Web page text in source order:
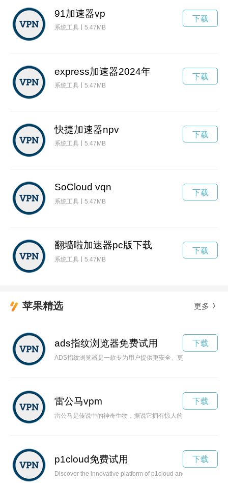
91加速器vp
系统工具 5.47MB
下载
express加速器2024年
系统工具 5.47MB
下载
快捷加速器npv
系统工具 5.47MB
下载
SoCloud vqn
系统工具 5.47MB
下载
翻墙啦加速器pc版下载
系统工具 5.47MB
下载
苹果精选 更多
ads指纹浏览器免费试用
ADS指纹浏览器是一款专为用户提供更安全、更私密的浏览体
下载
雷公马vpm
雷公马是传说中的神奇生物，据说它拥有惊人的力量和速度，
下载
p1cloud免费试用
Discover the innovative platform of p1cloud and how it is
下载